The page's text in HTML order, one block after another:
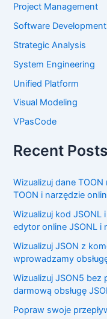
Project Management
Software Development
Strategic Analysis
System Engineering
Unified Platform
Visual Modeling
VPasCode
Recent Posts
Wizualizuj dane
TOON i narzędzie
Wizualizuj kod
edytor online JSONL i
Wizualizuj JSON z
wprowadzamy
Wizualizuj JSON5
darmową obsługę
Popraw swoje